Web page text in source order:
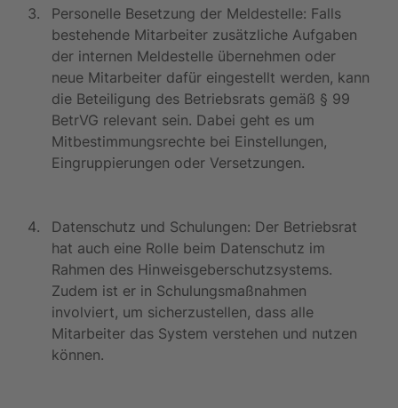
Personelle Besetzung der Meldestelle: Falls
bestehende Mitarbeiter zusätzliche Aufgaben
der internen Meldestelle übernehmen oder
neue Mitarbeiter dafür eingestellt werden, kann
die Beteiligung des Betriebsrats gemäß § 99
BetrVG relevant sein. Dabei geht es um
Mitbestimmungsrechte bei Einstellungen,
Eingruppierungen oder Versetzungen.
Datenschutz und Schulungen: Der Betriebsrat
hat auch eine Rolle beim Datenschutz im
Rahmen des Hinweisgeberschutzsystems.
Zudem ist er in Schulungsmaßnahmen
involviert, um sicherzustellen, dass alle
Mitarbeiter das System verstehen und nutzen
können.